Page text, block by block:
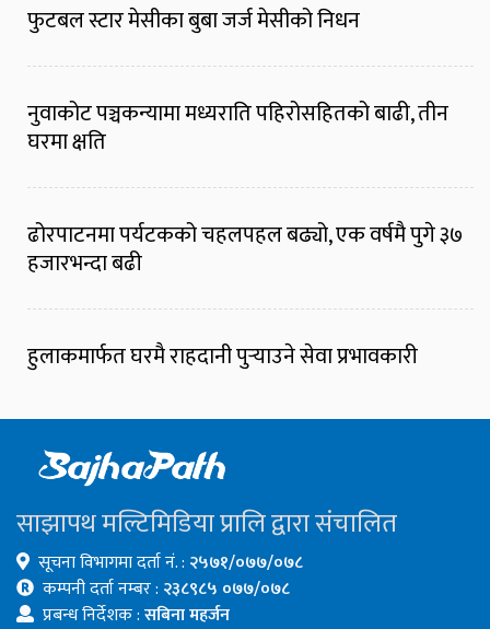
फुटबल स्टार मेसीका बुबा जर्ज मेसीको निधन
नुवाकोट पञ्चकन्यामा मध्यराति पहिरोसहितको बाढी, तीन
घरमा क्षति
ढोरपाटनमा पर्यटकको चहलपहल बढ्यो, एक वर्षमै पुगे ३७
हजारभन्दा बढी
हुलाकमार्फत घरमै राहदानी पुर्‍याउने सेवा प्रभावकारी
साझापथ मल्टिमिडिया प्रालि द्वारा संचालित
सूचना विभागमा दर्ता नं. : २५७१/०७७/०७८
कम्पनी दर्ता नम्बर : २३८९८५ ०७७/०७८
प्रबन्ध निर्देशक :सबिना महर्जन